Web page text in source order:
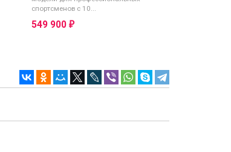
спортсменов с 10...
549 900 ₽